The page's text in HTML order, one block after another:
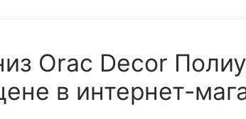
Orac Decor
в интернет-